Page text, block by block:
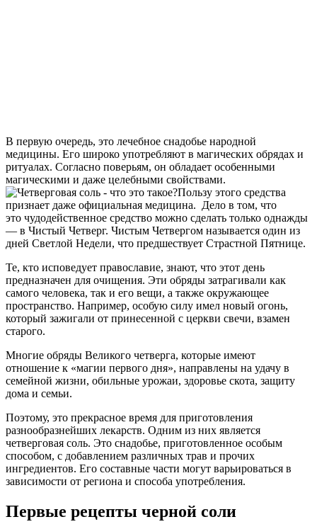
В первую очередь, это лечебное снадобье народной
медицины. Его широко употребляют в магических обрядах и
ритуалах. Согласно поверьям, он обладает особенными
магическими и даже целебными свойствами.
Пользу этого средства
признает даже официальная медицина. Дело в том, что
это чудодейственное средство можно сделать только однажды
— в Чистый Четверг. Чистым Четвергом называется один из
дней Светлой Недели, что предшествует Страстной Пятнице.
Те, кто исповедует православие, знают, что этот день
предназначен для очищения. Эти обряды затрагивали как
самого человека, так и его вещи, а также окружающее
пространство. Например, особую силу имел новый огонь,
который зажигали от принесенной с церкви свечи, взамен
старого.
Многие обряды Великого четверга, которые имеют
отношение к «магии первого дня», направлены на удачу в
семейной жизни, обильные урожаи, здоровье скота, защиту
дома и семьи.
Поэтому, это прекрасное время для приготовления
разнообразнейших лекарств. Одним из них является
четверговая соль. Это снадобье, приготовленное особым
способом, с добавлением различных трав и прочих
ингредиентов. Его составные части могут варьироваться в
зависимости от региона и способа употребления.
Первые рецепты черной соли